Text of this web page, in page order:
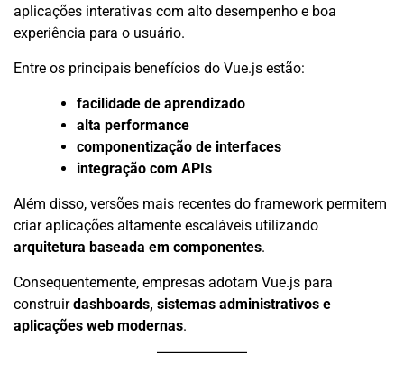
aplicações interativas com alto desempenho e boa
experiência para o usuário.
Entre os principais benefícios do Vue.js estão:
facilidade de aprendizado
alta performance
componentização de interfaces
integração com APIs
Além disso, versões mais recentes do framework permitem
criar aplicações altamente escaláveis utilizando
arquitetura baseada em componentes.
Consequentemente, empresas adotam Vue.js para
construirdashboards, sistemas administrativos e
aplicações web modernas.